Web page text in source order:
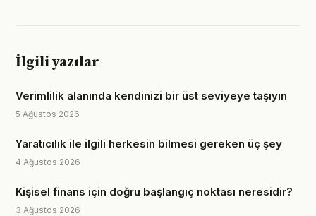
İlgili yazılar
Verimlilik alanında kendinizi bir üst seviyeye taşıyın
5 Ağustos 2026
Yaratıcılık ile ilgili herkesin bilmesi gereken üç şey
4 Ağustos 2026
Kişisel finans için doğru başlangıç noktası neresidir?
3 Ağustos 2026